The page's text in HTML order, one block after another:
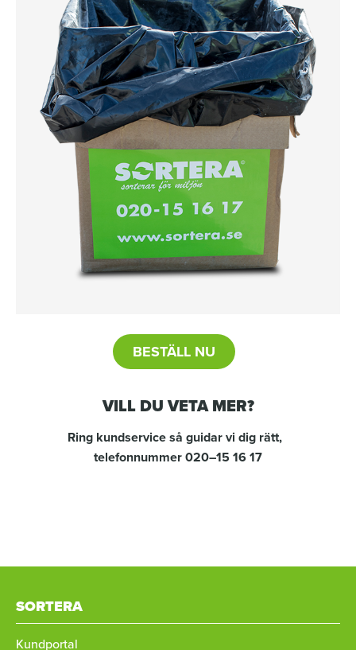
BESTÄLL NU
VILL DU VETA MER?
Ring kundservice så guidar vi dig rätt,
telefonnummer 020–15 16 17
SORTERA
Kundportal